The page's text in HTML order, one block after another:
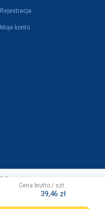
Cena brutto / szt.
39,46 zł
Rejestracja
Moje konto
przez WebVIST